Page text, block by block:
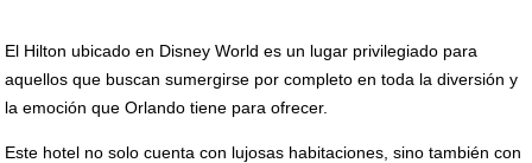
El Hilton ubicado en Disney World es un lugar privilegiado para
aquellos que buscan sumergirse por completo en toda la diversión y
la emoción que Orlando tiene para ofrecer.
Este hotel no solo cuenta con lujosas habitaciones, sino también con